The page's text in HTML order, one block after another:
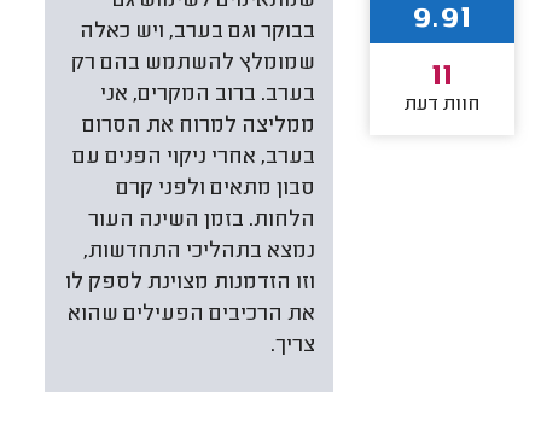
בבוקר וגם בערב, ויש כאלה
שמומלץ להשתמש בהם רק
בערב. ברוב המקרים, אני
ממליצה למרוח את הסרום
בערב, אחרי ניקוי הפנים עם
סבון מתאים ולפני קרם
הלחות. בזמן השינה העור
נמצא בתהליכי התחדשות,
וזו הזדמנות מצוינת לספק לו
את הרכיבים הפעילים שהוא
צריך.
9.91
11
חוות דעת